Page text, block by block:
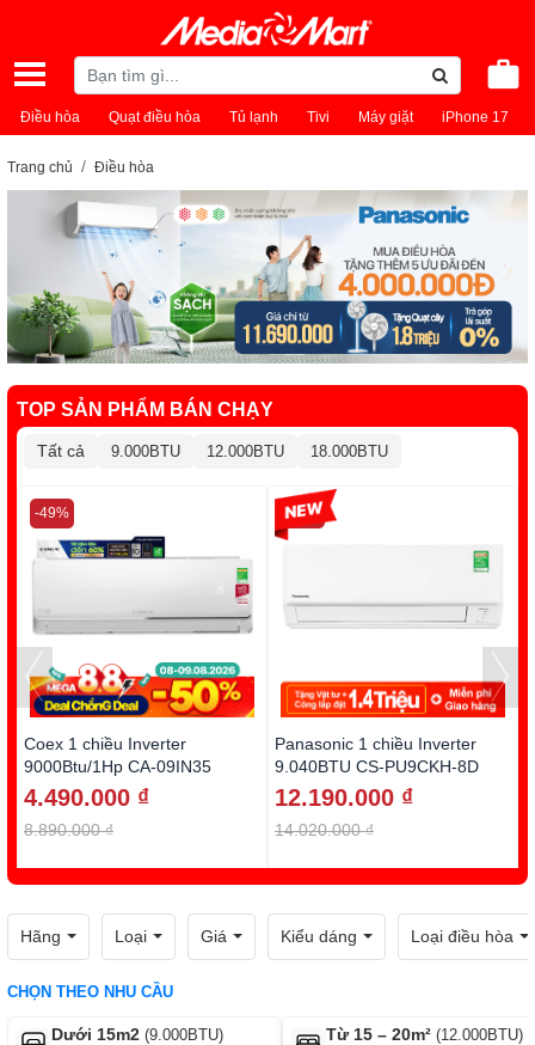
Điều hòa Quạt điều hòa Tủ lạnh Tivi Máy giặt iPhone 17
Trang chủ Điều hòa
TOP SẢN PHẨM BÁN CHẠY
Tất cả 9.000BTU 12.000BTU 18.000BTU
Coex 1 chiều Inverter
9000Btu/1Hp CA-09IN35
4.490.000 ₫
8.890.000 ₫
-49%
Panasonic 1 chiều Inverter
9.040BTU CS-PU9CKH-8D
12.190.000 ₫
14.020.000 ₫
-13%
Hãng Loại Giá Kiểu dáng Loại điều hòa
CHỌN THEO NHU CẦU
Dưới 15m2 (9.000BTU)
Từ 15 – 20m² (12.000BTU)